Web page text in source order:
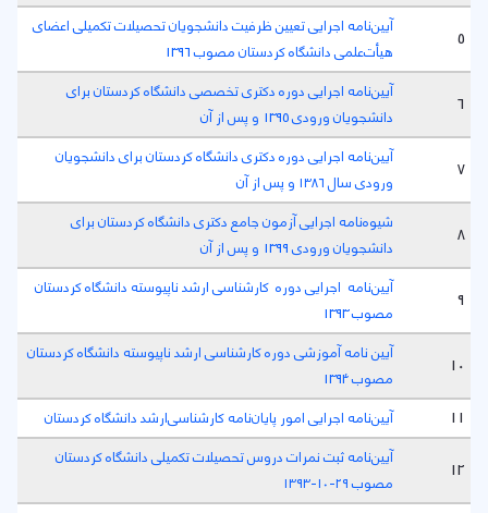
5
آیین‌نامه اجرایی تعیین ظرفیت دانشجویان تحصیلات تکمیلی اعضای
هیأت‌علمی دانشگاه کردستان مصوب 1396
6
آیین‌نامه اجرایی دوره دکتری تخصصی دانشگاه کردستان برای
دانشجویان ورودی 1395 و پس از آن
7
آیین‌نامه اجرایی دوره دکتری دانشگاه کردستان برای دانشجویان
ورودی سال ۱۳۸۶ و پس از آن
8
شیوه‌نامه اجرایی آزمون جامع دکتری دانشگاه کردستان برای
دانشجویان ورودی 1399 و پس از آن
9
آیین‌نامه اجرایی دوره کارشناسی ارشد ناپیوسته دانشگاه کردستان
مصوب 1393
10
آیین نامه آموزشی دوره کارشناسی ارشد ناپیوسته دانشگاه کردستان
مصوب 1394
11 آیین‌نامه اجرایی امور پایان‌نامه کارشناسی‌ارشد دانشگاه کردستان
12
آیین‌نامه ثبت نمرات دروس تحصیلات تکمیلی دانشگاه کردستان
مصوب ۲۹-۱۰-۱۳۹۳